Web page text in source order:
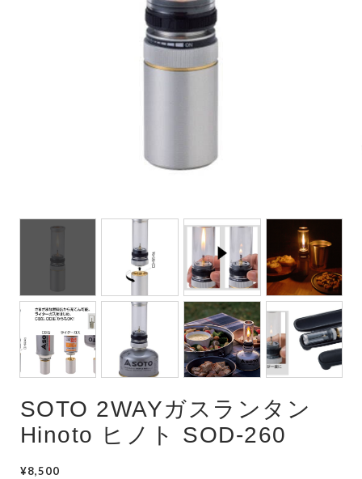
SOTO 2WAYガスランタン
Hinoto ヒノト SOD-260
¥8,500